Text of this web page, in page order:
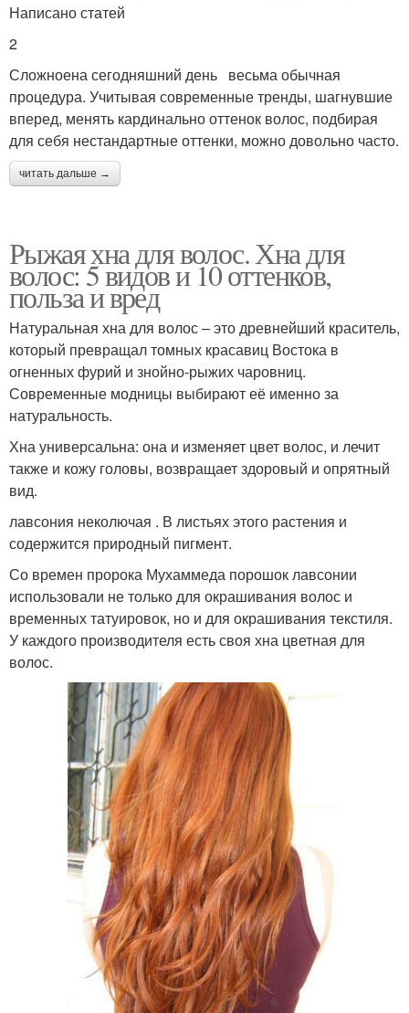
Написано статей
2
Сложноена сегодняшний день весьма обычная
процедура. Учитывая современные тренды, шагнувшие
вперед, менять кардинально оттенок волос, подбирая
для себя нестандартные оттенки, можно довольно часто.
читать дальше →
Рыжая хна для волос. Хна для
волос: 5 видов и 10 оттенков,
польза и вред
Натуральная хна для волос – это древнейший краситель,
который превращал томных красавиц Востока в
огненных фурий и знойно-рыжих чаровниц.
Современные модницы выбирают её именно за
натуральность.
Хна универсальна: она и изменяет цвет волос, и лечит
также и кожу головы, возвращает здоровый и опрятный
вид.
лавсония неколючая . В листьях этого растения и
содержится природный пигмент.
Со времен пророка Мухаммеда порошок лавсонии
использовали не только для окрашивания волос и
временных татуировок, но и для окрашивания текстиля.
У каждого производителя есть своя хна цветная для
волос.